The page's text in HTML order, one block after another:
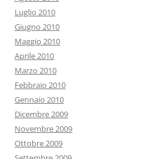
Luglio 2010
Giugno 2010
Maggio 2010
Aprile 2010
Marzo 2010
Febbraio 2010
Gennaio 2010
Dicembre 2009
Novembre 2009
Ottobre 2009